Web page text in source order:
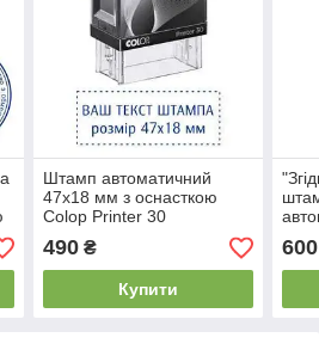
Штамп автоматичний
47x18 мм з оснасткою
Colop Printer 30
490₴
Купити
600